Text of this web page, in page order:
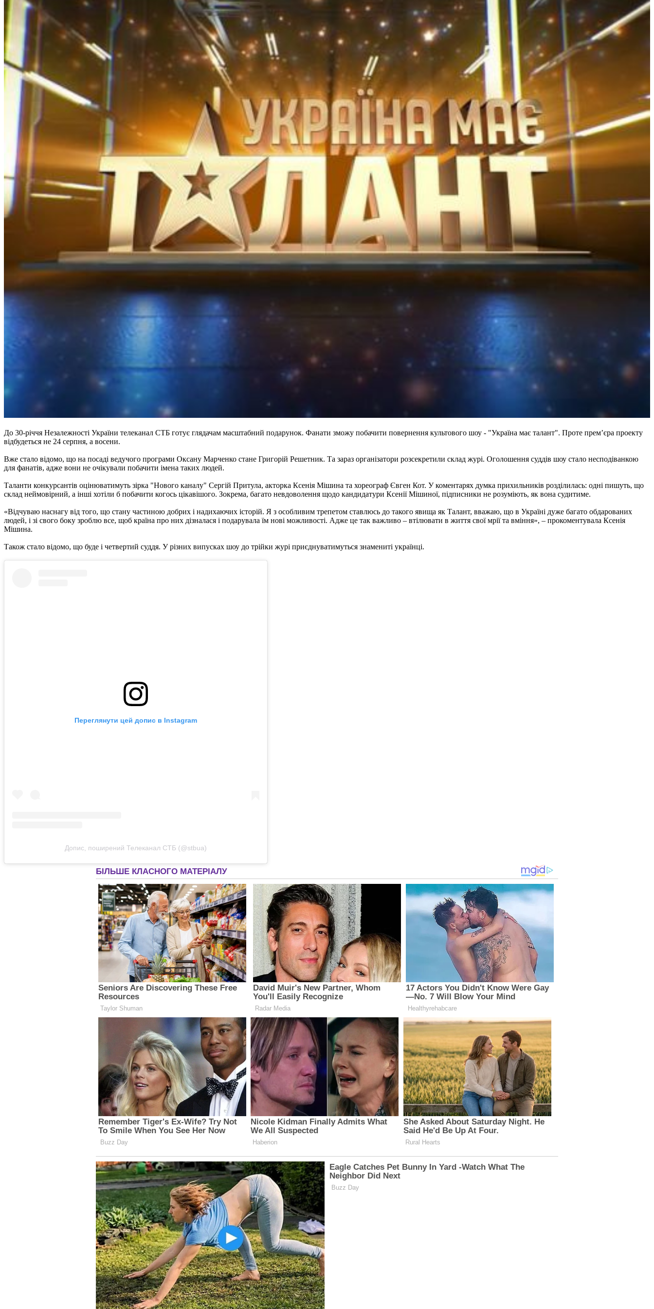
До 30-річчя Незалежності України телеканал СТБ готує глядачам масштабний подарунок. Фанати зможу побачити повернення культового шоу - "Україна має талант". Проте прем’єра проекту
відбудеться не 24 серпня, а восени.
Вже стало відомо, що на посаді ведучого програми Оксану Марченко стане Григорій Решетник. Та зараз організатори розсекретили склад журі. Оголошення суддів шоу стало несподіванкою
для фанатів, адже вони не очікували побачити імена таких людей.
Таланти конкурсантів оцінюватимуть зірка "Нового каналу" Сергій Притула, акторка Ксенія Мішина та хореограф Євген Кот. У коментарях думка прихильників розділилась: одні пишуть, що
склад неймовірний, а інші хотіли б побачити когось цікавішого. Зокрема, багато невдоволення щодо кандидатури Ксенії Мішиної, підписники не розуміють, як вона судитиме.
«Відчуваю наснагу від того, що стану частиною добрих і надихаючих історій. Я з особливим трепетом ставлюсь до такого явища як Талант, вважаю, що в Україні дуже багато обдарованих
людей, і зі свого боку зроблю все, щоб країна про них дізналася і подарувала їм нові можливості. Адже це так важливо – втілювати в життя свої мрії та вміння», – прокоментувала Ксенія
Мішина.
Також стало відомо, що буде і четвертий суддя. У різних випусках шоу до трійки журі приєднуватимуться знамениті українці.
Переглянути цей допис в Instagram
Допис, поширений Телеканал СТБ (@stbua)